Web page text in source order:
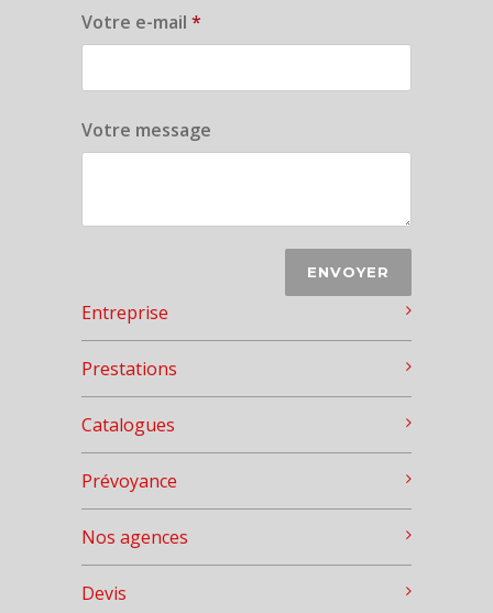
Votre e-mail *
Votre message
Entreprise
Prestations
Catalogues
Prévoyance
Nos agences
Devis